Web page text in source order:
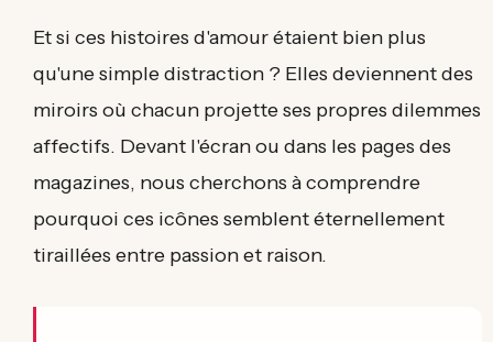
Et si ces histoires d'amour étaient bien plus
qu'une simple distraction ? Elles deviennent des
miroirs où chacun projette ses propres dilemmes
affectifs. Devant l'écran ou dans les pages des
magazines, nous cherchons à comprendre
pourquoi ces icônes semblent éternellement
tiraillées entre passion et raison.